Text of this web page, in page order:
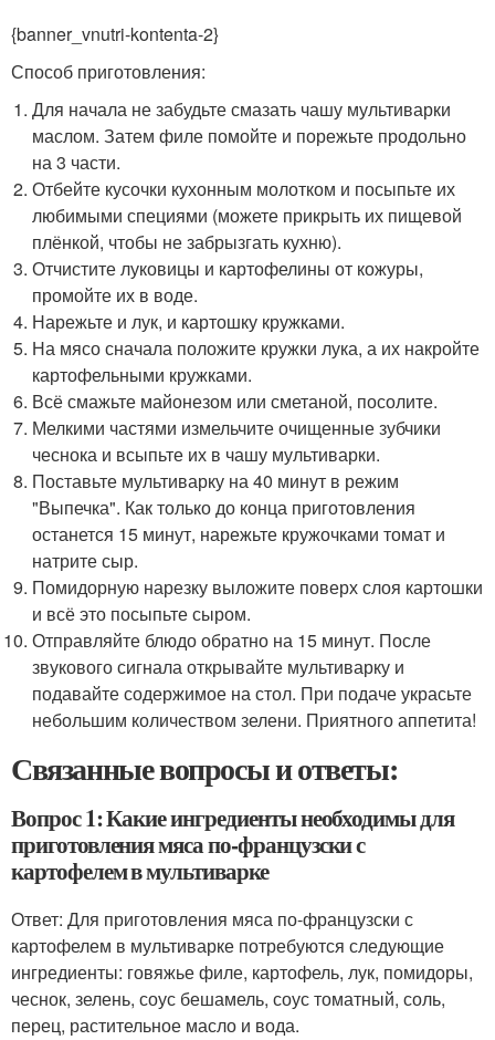
{banner_vnutri-kontenta-2}
Способ приготовления:
Для начала не забудьте смазать чашу мультиварки
маслом. Затем филе помойте и порежьте продольно
на 3 части.
Отбейте кусочки кухонным молотком и посыпьте их
любимыми специями (можете прикрыть их пищевой
плёнкой, чтобы не забрызгать кухню).
Отчистите луковицы и картофелины от кожуры,
промойте их в воде.
Нарежьте и лук, и картошку кружками.
На мясо сначала положите кружки лука, а их накройте
картофельными кружками.
Всё смажьте майонезом или сметаной, посолите.
Мелкими частями измельчите очищенные зубчики
чеснока и всыпьте их в чашу мультиварки.
Поставьте мультиварку на 40 минут в режим
"Выпечка". Как только до конца приготовления
останется 15 минут, нарежьте кружочками томат и
натрите сыр.
Помидорную нарезку выложите поверх слоя картошки
и всё это посыпьте сыром.
Отправляйте блюдо обратно на 15 минут. После
звукового сигнала открывайте мультиварку и
подавайте содержимое на стол. При подаче украсьте
небольшим количеством зелени. Приятного аппетита!
Связанные вопросы и ответы:
Вопрос 1: Какие ингредиенты необходимы для
приготовления мяса по-французски с
картофелем в мультиварке
Ответ: Для приготовления мяса по-французски с
картофелем в мультиварке потребуются следующие
ингредиенты: говяжье филе, картофель, лук, помидоры,
чеснок, зелень, соус бешамель, соус томатный, соль,
перец, растительное масло и вода.